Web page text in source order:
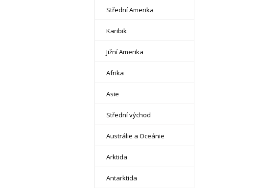
Střední Amerika
Karibik
Jižní Amerika
Afrika
Asie
Střední východ
Austrálie a Oceánie
Arktida
Antarktida